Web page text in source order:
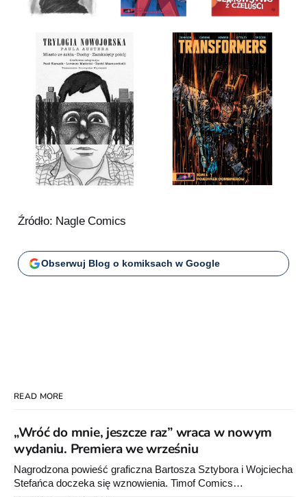
Źródło: Nagle Comics
Obserwuj Blog o komiksach w Google
READ MORE
„Wróć do mnie, jeszcze raz” wraca w nowym
wydaniu. Premiera we wrześniu
Nagrodzona powieść graficzna Bartosza Sztybora i Wojciecha
Stefańca doczeka się wznowienia. Timof Comics